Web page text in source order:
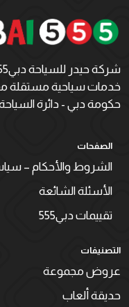
خدمات سياحية مستقلة
حكومة دبي - دائرة
الصفحات
الشروط والأحكام –
الأسئلة الشائعة
تقييمات دبي555
التصنيفات
عروض مجموعة
حديقة ألعاب